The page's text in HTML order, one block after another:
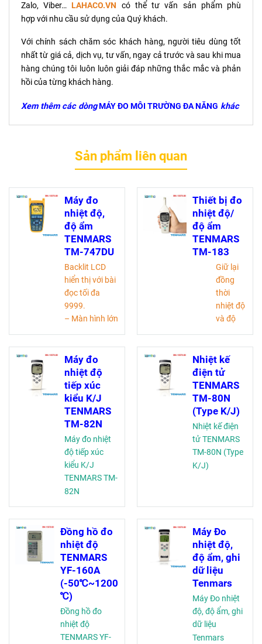
Zalo, Viber…LAHACO.VN có thể tư vấn sản phẩm phù
hợp với nhu cầu sử dụng của Quý khách.
Với chính sách chăm sóc khách hàng, người tiêu dùng tốt
nhất từ giá cả, dịch vụ, tư vấn, ngay cả trước và sau khi mua
hàng chúng tôi luôn luôn giải đáp những thắc mắc và phản
hồi của từng khách hàng.
Xem thêm các dòngMÁY ĐO MÔI TRƯỜNG ĐA NĂNG khác
Sản phẩm liên quan
Máy đo
nhiệt độ,
độ ẩm
TENMARS
TM-747DU
Backlit LCD
hiển thị với bài
đọc tối đa
9999.
– Màn hình lớn
đọc của 4
kênh
– Độ phân giải:
0.1º C / 0.1º F,
1º C / 1º F
Thiết bị đo
nhiệt độ/
độ ẩm
TENMARS
TM-183
Giữ lại
đồng
thời
nhiệt độ
và độ
đo.
Có thể
tự thiết
lập
thang
đo.
Tự động
tắt máy
tiết kiệm
Máy đo
nhiệt độ
tiếp xúc
kiểu K/J
TENMARS
TM-82N
Máy đo nhiệt
độ tiếp xúc
kiểu K/J
TENMARS TM-
82N
Nhiệt kế
điện tử
TENMARS
TM-80N
(Type K/J)
Nhiệt kế điện
tử TENMARS
TM-80N (Type
K/J)
Đồng hồ đo
nhiệt độ
TENMARS
YF-160A
(-50℃~1200
℃)
Đồng hồ đo
nhiệt độ
TENMARS YF-
Máy Đo
nhiệt độ,
độ ẩm, ghi
dữ liệu
Tenmars
Máy Đo nhiệt
độ, độ ẩm, ghi
dữ liệu
Tenmars